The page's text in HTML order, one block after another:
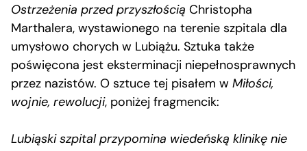
Ostrzeżenia przed przyszłością Christopha
Marthalera, wystawionego na terenie szpitala dla
umysłowo chorych w Lubiążu. Sztuka także
poświęcona jest eksterminacji niepełnosprawnych
przez nazistów. O sztuce tej pisałem w Miłości,
wojnie, rewolucji, poniżej fragmencik:
Lubiąski szpital przypomina wiedeńską klinikę nie